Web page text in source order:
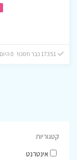
קטגוריות
אינטרנט